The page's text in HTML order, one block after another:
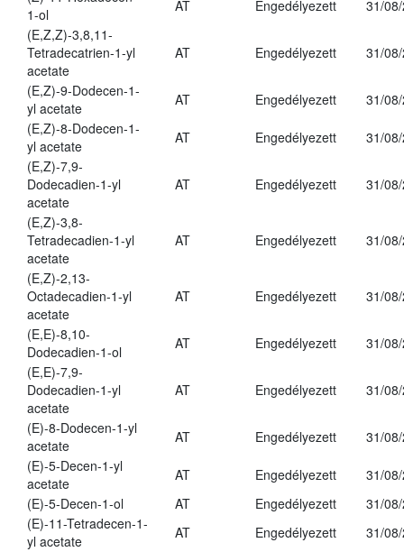
1-ol
AT Engedélyezett
31/
(E,Z,Z)-3,8,11-
Tetradecatrien-1-yl
acetate
AT Engedélyezett 31/
(E,Z)-9-Dodecen-1-
yl acetate
AT Engedélyezett
31/
(E,Z)-8-Dodecen-1-
yl acetate
AT Engedélyezett
31/
(E,Z)-7,9-
Dodecadien-1-yl
acetate
AT Engedélyezett 31/
(E,Z)-3,8-
Tetradecadien-1-yl
acetate
AT Engedélyezett 31/
(E,Z)-2,13-
Octadecadien-1-yl
acetate
AT Engedélyezett 31/
(E,E)-8,10-
Dodecadien-1-ol
AT Engedélyezett
31/
(E,E)-7,9-
Dodecadien-1-yl
acetate
AT Engedélyezett 31/
(E)-8-Dodecen-1-yl
acetate
AT Engedélyezett
31/
(E)-5-Decen-1-yl
acetate
AT Engedélyezett
31/
(E)-5-Decen-1-ol
AT Engedélyezett
31/
(E)-11-Tetradecen-1-
yl acetate
AT Engedélyezett 31/